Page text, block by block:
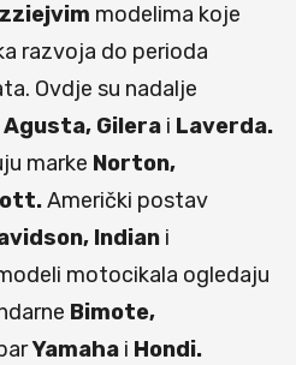
modelima koje
razvoja do perioda
Ovdje su nadalje
Agusta, Gilera i Laverda.
marke Norton,
Američki postav
Indian i
motocikala ogledaju
Bimote,
Yamaha i Hondi.